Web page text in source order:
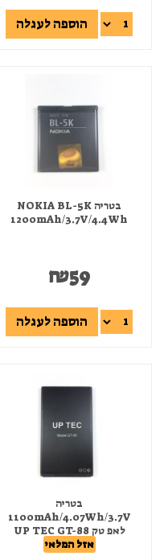
הוספה לעגלה
בטריה NOKIA BL-5K
1200mAh/3.7V/4.4Wh
₪59
הוספה לעגלה
בטריה
1100mAh/4.07Wh/3.7V
לאפ טק UP TEC GT-88
אזל המלאי